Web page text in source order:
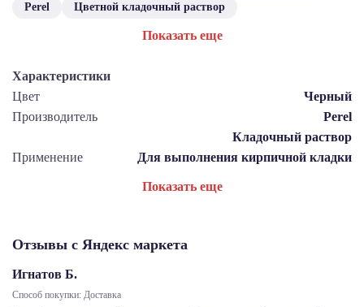
Perel
Цветной кладочный раствор
Показать еще
Характеристики
Цвет
Черный
Производитель
Perel
Кладочный раствор
Применение
Для выполнения кирпичной кладки
Показать еще
Отзывы с Яндекс маркета
Игнатов Б.
Способ покупки: Доставка